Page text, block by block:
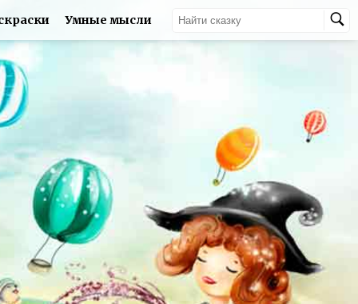
Умные мысли